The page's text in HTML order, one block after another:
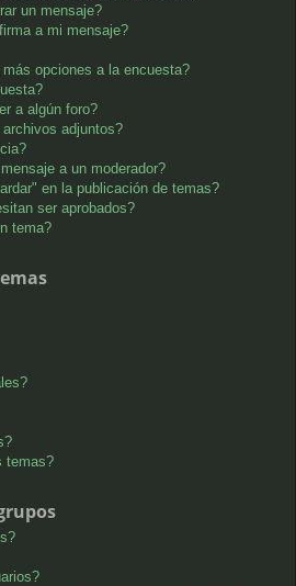
un mensaje?
a mi mensaje?
opciones a la encuesta?
a algún foro?
adjuntos?
a un moderador?
en la publicación de temas?
ser aprobados?
tema?
temas?